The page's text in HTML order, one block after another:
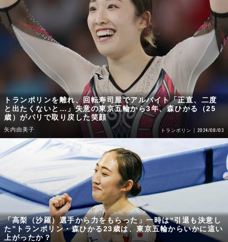
トランポリンを離れ、回転寿司屋でアルバイト「正直、二度
と出たくないと…」失意の東京五輪から3年、森ひかる（25
歳）がパリで取り戻した笑顔
矢内由美子 トランポリン 2024/08/03
「高梨（沙羅）選手から力をもらった」一時は“引退も決意し
た”トランポリン・森ひかる23歳は、東京五輪からいかに這い
上がったか？